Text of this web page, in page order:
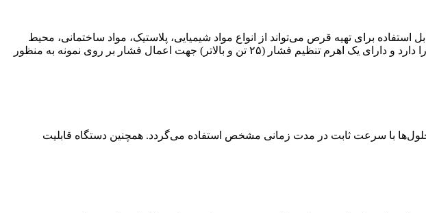
برای تهیه قرص می‌تواند از انواع مواد شیمیایی، پلاستیک، مواد ساختمانی، محیط
زیستی، سنگ‌های حاصل از زمین‌شناسی، سرامیک و غیره باشد. این دستگاه ست‌های مختلفی از ابزار شکل‌دهی را دارد و دارای یک اهرم تنظیم فشار (۲۵ تن و بالاتر) جهت اعمال فشار بر روی نمونه به منظور
۳۰ الی ۵۰۰ دور در دقیقه می‌باشد و برای همزدن محلول‌ها با سرعت ثابت در مدت زمانی مشخص استفاده می‌گردد. همچنین دستگاه قابلیت